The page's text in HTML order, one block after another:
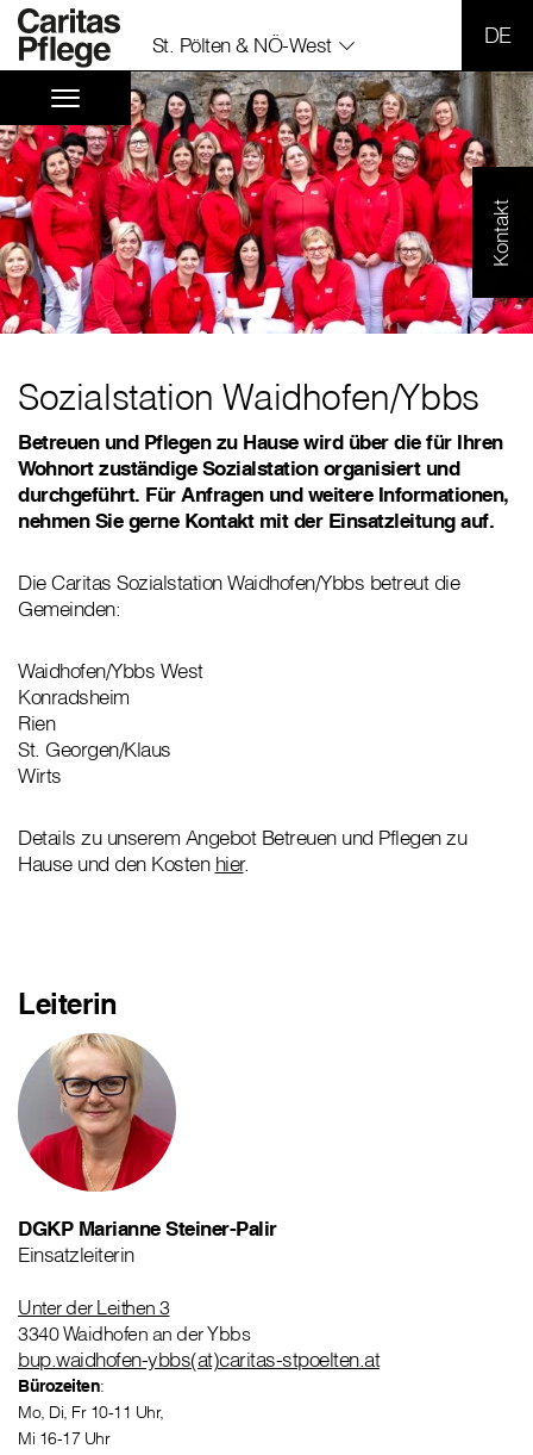
St. Pölten & NÖ-West
Kontakt
Sozialstation Waidhofen/Ybbs
Betreuen und Pflegen zu Hause wird über die für Ihren
Wohnort zuständige Sozialstation organisiert und
durchgeführt. Für Anfragen und weitere Informationen,
nehmen Sie gerne Kontakt mit der Einsatzleitung auf.
Die Caritas Sozialstation Waidhofen/Ybbs betreut die
Gemeinden:
Waidhofen/Ybbs West
Konradsheim
Rien
St. Georgen/Klaus
Wirts
Details zu unserem Angebot Betreuen und Pflegen zu
Hause und den Kosten hier.
Leiterin
DGKP Marianne Steiner-Palir
Einsatzleiterin
Unter der Leithen 3
3340 Waidhofen an der Ybbs
bup.waidhofen-ybbs(at)caritas-stpoelten.at
Bürozeiten:
Mo, Di, Fr 10-11 Uhr,
Mi 16-17 Uhr